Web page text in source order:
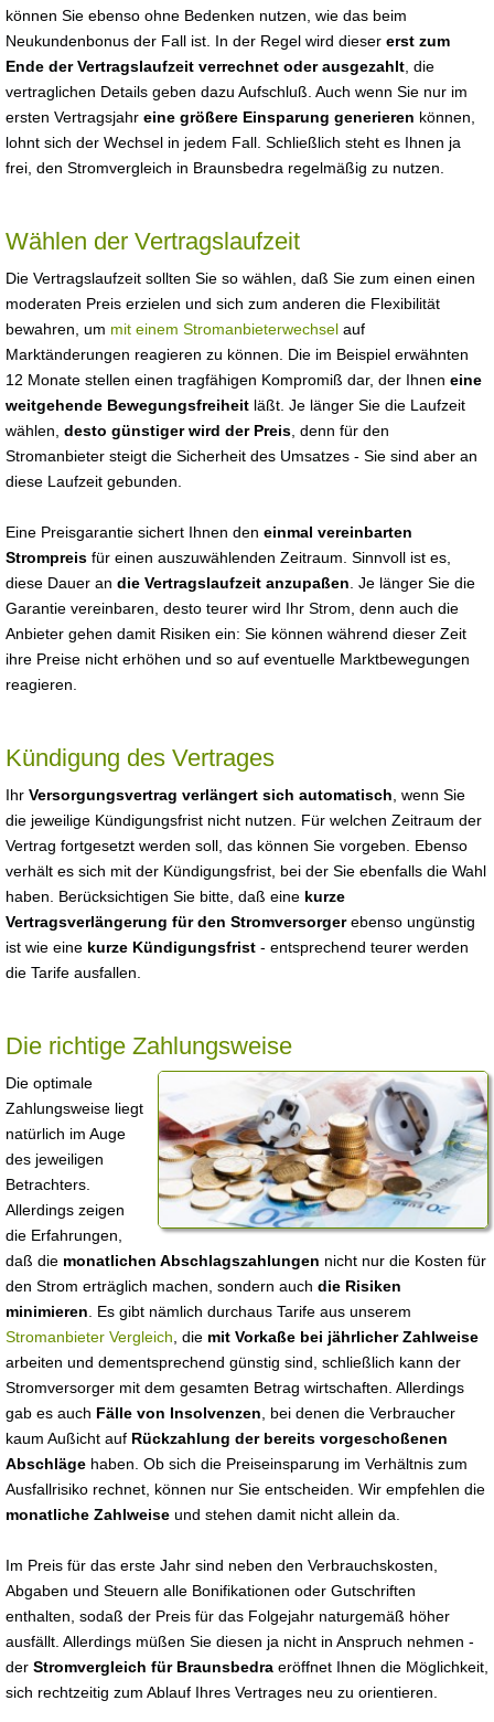
können Sie ebenso ohne Bedenken nutzen, wie das beim
Neukundenbonus der Fall ist. In der Regel wird dieser erst zum
Ende der Vertragslaufzeit verrechnet oder ausgezahlt , die
vertraglichen Details geben dazu Aufschluß. Auch wenn Sie nur im
ersten Vertragsjahr eine größere Einsparung generieren können,
lohnt sich der Wechsel in jedem Fall. Schließlich steht es Ihnen ja
frei, den Stromvergleich in Braunsbedra regelmäßig zu nutzen.
Wählen der Vertragslaufzeit
Die Vertragslaufzeit sollten Sie so wählen, daß Sie zum einen einen
moderaten Preis erzielen und sich zum anderen die Flexibilität
bewahren, um mit einem Stromanbieterwechsel auf
Marktänderungen reagieren zu können. Die im Beispiel erwähnten
12 Monate stellen einen tragfähigen Kompromiß dar, der Ihnen eine
weitgehende Bewegungsfreiheit läßt. Je länger Sie die Laufzeit
wählen, desto günstiger wird der Preis , denn für den
Stromanbieter steigt die Sicherheit des Umsatzes - Sie sind aber an
diese Laufzeit gebunden.
Eine Preisgarantie sichert Ihnen den einmal vereinbarten
Strompreis für einen auszuwählenden Zeitraum. Sinnvoll ist es,
diese Dauer an die Vertragslaufzeit anzupaßen . Je länger Sie die
Garantie vereinbaren, desto teurer wird Ihr Strom, denn auch die
Anbieter gehen damit Risiken ein: Sie können während dieser Zeit
ihre Preise nicht erhöhen und so auf eventuelle Marktbewegungen
reagieren.
Kündigung des Vertrages
Ihr Versorgungsvertrag verlängert sich automatisch , wenn Sie
die jeweilige Kündigungsfrist nicht nutzen. Für welchen Zeitraum der
Vertrag fortgesetzt werden soll, das können Sie vorgeben. Ebenso
verhält es sich mit der Kündigungsfrist, bei der Sie ebenfalls die Wahl
haben. Berücksichtigen Sie bitte, daß eine kurze
Vertragsverlängerung für den Stromversorgerebenso ungünstig
ist wie eine kurze Kündigungsfrist - entsprechend teurer werden
die Tarife ausfallen.
Die richtige Zahlungsweise
Die optimale
Zahlungsweise liegt
natürlich im Auge
des jeweiligen
Betrachters.
Allerdings zeigen
die Erfahrungen,
daß die monatlichen Abschlagszahlungen nicht nur die Kosten für
den Strom erträglich machen, sondern auch die Risiken
minimieren . Es gibt nämlich durchaus Tarife aus unserem
Stromanbieter Vergleich , die mit Vorkaße bei jährlicher Zahlweise
arbeiten und dementsprechend günstig sind, schließlich kann der
Stromversorger mit dem gesamten Betrag wirtschaften. Allerdings
gab es auch Fälle von Insolvenzen , bei denen die Verbraucher
kaum Außicht auf Rückzahlung der bereits vorgeschoßenen
Abschläge haben. Ob sich die Preiseinsparung im Verhältnis zum
Ausfallrisiko rechnet, können nur Sie entscheiden. Wir empfehlen die
monatliche Zahlweise und stehen damit nicht allein da.
Im Preis für das erste Jahr sind neben den Verbrauchskosten,
Abgaben und Steuern alle Bonifikationen oder Gutschriften
enthalten, sodaß der Preis für das Folgejahr naturgemäß höher
ausfällt. Allerdings müßen Sie diesen ja nicht in Anspruch nehmen -
der Stromvergleich für Braunsbedra eröffnet Ihnen die Möglichkeit,
sich rechtzeitig zum Ablauf Ihres Vertrages neu zu orientieren.